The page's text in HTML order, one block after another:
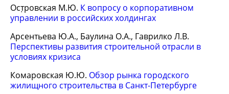
Ост⁪̣ровская М.Ю. К вопросу о корпоративном
управлении в российских холдингах
Арсентьева Ю.А., Баулина О.А., Гаврилко Л.В.
Перспективы развития строительной отрасли в
условиях кризиса
Комаровская Ю.Ю. Обзор рынка городского
жилищного строительства в Санкт-Петербурге